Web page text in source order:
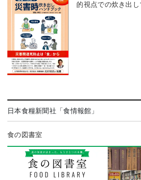
的視点での炊き出
日本食糧新聞社「食情報館」
食の図書室